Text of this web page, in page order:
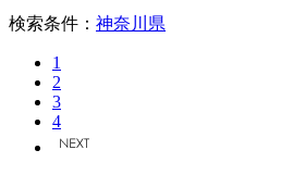
検索条件： 神奈川県
1
2
3
4